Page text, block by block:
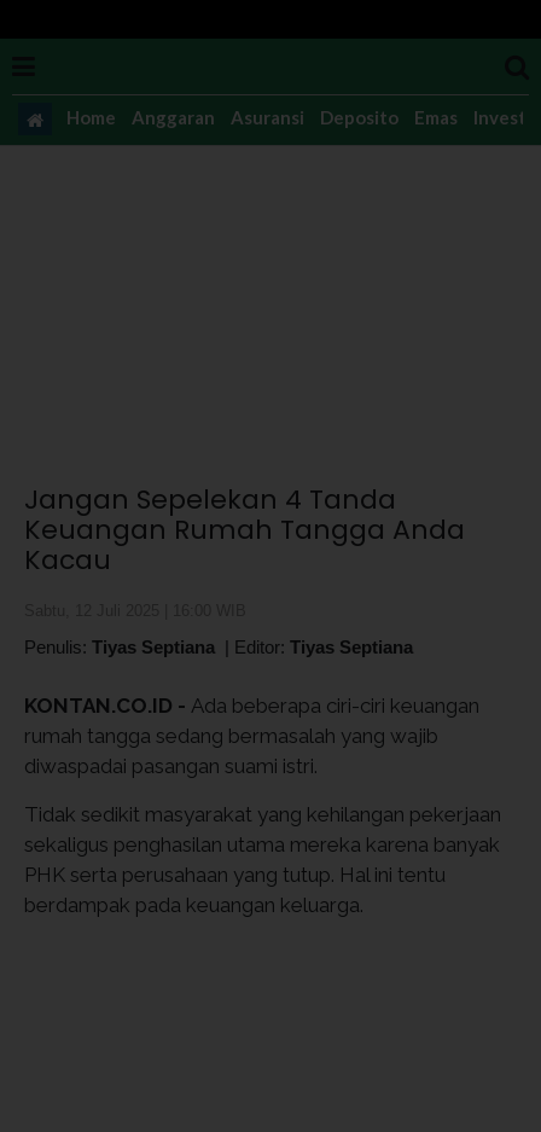
Home Anggaran Asuransi Deposito Emas
Jangan Sepelekan 4 Tanda
Keuangan Rumah Tangga Anda
Kacau
Penulis: Tiyas Septiana | Editor: Tiyas Septiana
KONTAN.CO.ID - Ada beberapa ciri-ciri keuangan
rumah tangga sedang bermasalah yang wajib
diwaspadai pasangan suami istri.
Tidak sedikit masyarakat yang kehilangan pekerjaan
sekaligus penghasilan utama mereka karena banyak
PHK serta perusahaan yang tutup. Hal ini tentu
berdampak pada keuangan keluarga.